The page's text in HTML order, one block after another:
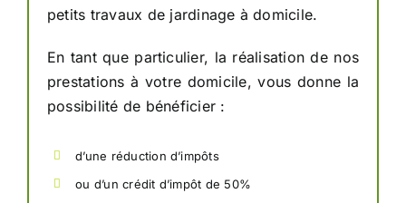
petits travaux de jardinage à domicile.
En tant que particulier, la réalisation de nos
prestations à votre domicile, vous donne la
possibilité de bénéficier :
d’une réduction d’impôts
ou d’un crédit d’impôt de 50%